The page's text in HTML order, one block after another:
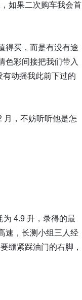
如果二次购车我会首
得买，而是有没有途
色彩间接把我们带入
动摇我此前下过的
月，不妨听听他是怎
为 4.9 升，录得的最
速，长测小组三人经
绷紧踩油门的右脚，